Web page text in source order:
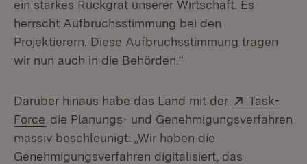
ein starkes Rückgrat unserer Wirtschaft. Es
herrscht Aufbruchsstimmung bei den
Projektierern. Diese Aufbruchsstimmung tragen
wir nun auch in die Behörden.“
Darüber hinaus habe das Land mit der Extern:
Task-
Force (Öffnet in neuem Fenster)
die Planungs- und Genehmigungsverfahren
massiv beschleunigt: „Wir haben die
Genehmigungsverfahren digitalisiert, das